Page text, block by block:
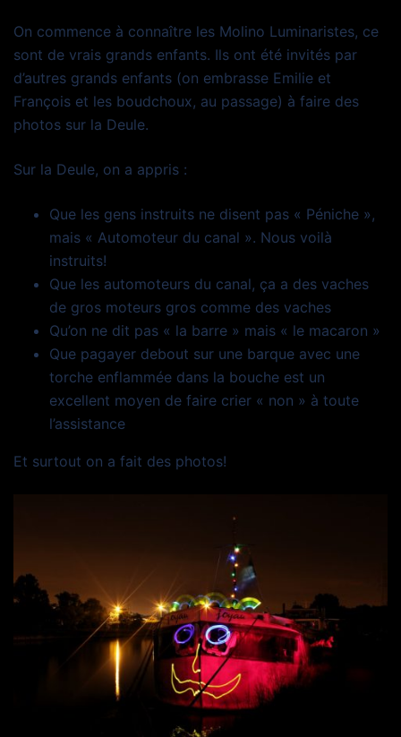
On commence à connaître les Molino Luminaristes, ce
sont de vrais grands enfants. Ils ont été invités par
d’autres grands enfants (on embrasse Emilie et
François et les boudchoux, au passage) à faire des
photos sur la Deule.
Sur la Deule, on a appris :
Que les gens instruits ne disent pas « Péniche »,
mais « Automoteur du canal ». Nous voilà
instruits!
Que les automoteurs du canal, ça a des vaches
de gros moteurs gros comme des vaches
Qu’on ne dit pas « la barre » mais « le macaron »
Que pagayer debout sur une barque avec une
torche enflammée dans la bouche est un
excellent moyen de faire crier « non » à toute
l’assistance
Et surtout on a fait des photos!